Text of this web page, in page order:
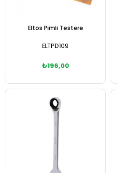
Eltos Pimli Testere
ELTPD109
₺196,00
Sepete Ekle